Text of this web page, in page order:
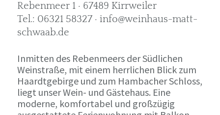
Rebenmeer 1 · 67489 Kirrweiler
Tel.: 06321 58327 · info@weinhaus-matt-
schwaab.de
Inmitten des Rebenmeers der Südlichen
Weinstraße, mit einem herrlichen Blick zum
Haardtgebirge und zum Hambacher Schloss,
liegt unser Wein- und Gästehaus. Eine
moderne, komfortabel und großzügig